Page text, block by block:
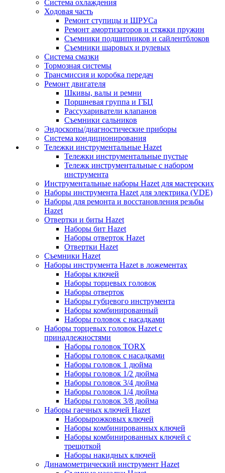
Система охлаждения
Ходовая часть
Ремонт ступицы и ШРУСа
Ремонт амортизаторов и стяжки пружин
Съемники подшипников и сайлентблоков
Съемники шаровых и рулевых
Система смазки
Тормозная системы
Трансмиссия и коробка передач
Ремонт двигателя
Шкивы, валы и ремни
Поршневая группа и ГБЦ
Рассухариватели клапанов
Съемники сальников
Эндоскопы/диагностические приборы
Система кондиционирования
Тележки инструментальные Hazet
Тележки инструментальные пустые
Тележк инструментальные с набором
инструмента
Инструментальные наборы Hazet для мастерских
Наборы инструмента Hazet для электрика (VDE)
Наборы для ремонта и восстановления резьбы
Hazet
Отвертки и биты Hazet
Наборы бит Hazet
Наборы отверток Hazet
Отвертки Hazet
Съемники Hazet
Наборы инструмента Hazet в ложементах
Наборы ключей
Наборы торцевых головок
Наборы отверток
Наборы губцевого инструмента
Наборы комбинированный
Наборы головок с насадками
Наборы торцевых головок Hazet с
принадлежностями
Наборы головок TORX
Наборы головок с насадками
Наборы головок 1 дюйма
Наборы головок 1/2 дюйма
Наборы головок 3/4 дюйма
Наборы головок 1/4 дюйма
Наборы головок 3/8 дюйма
Наборы гаечных ключей Hazet
Наборырожковых ключей
Наборы комбинированных ключей
Наборы комбинированных ключей с
трещоткой
Наборы накидных ключей
Динамометрический инструмент Hazet